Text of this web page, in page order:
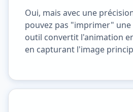
Oui, mais avec une
pouvez pas "imprimer"
outil convertit l'animation
en capturant l'image